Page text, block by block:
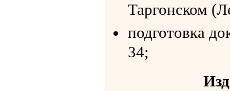
Таргонском
подготовка